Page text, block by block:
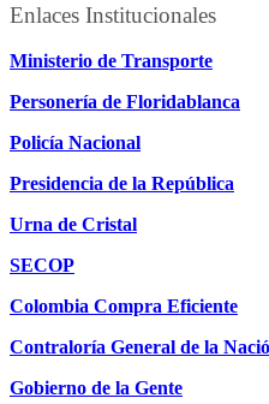
Enlaces Institucionales
Ministerio de Transporte
Personería de Floridablanca
Policía Nacional
Presidencia de la República
Urna de Cristal
SECOP
Colombia Compra Eficiente
Contraloría General de la
Gobierno de la Gente